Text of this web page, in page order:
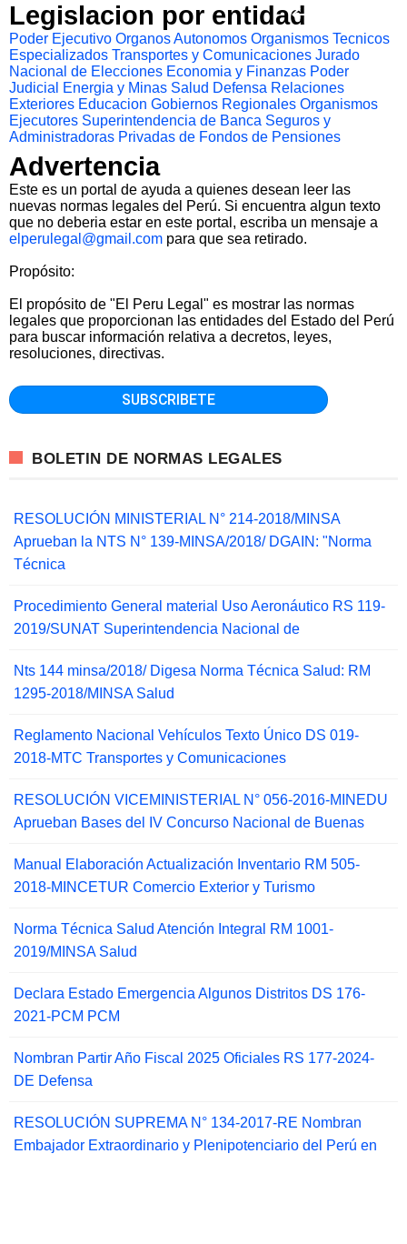
Legislacion por entidad
Poder Ejecutivo Organos Autonomos Organismos Tecnicos
Especializados Transportes y Comunicaciones Jurado
Nacional de Elecciones Economia y Finanzas Poder
Judicial
Energia y Minas Salud Defensa Relaciones
Exteriores Educacion Gobiernos Regionales Organismos
Ejecutores Superintendencia de Banca Seguros y
Administradoras Privadas de Fondos de Pensiones
Advertencia
Este es un portal de ayuda a quienes desean leer las
nuevas normas legales del Perú. Si encuentra algun texto
que no deberia estar en este portal, escriba un mensaje a
elperulegal@gmail.com para que sea retirado.
Propósito:
El propósito de "El Peru Legal" es mostrar las normas
legales que proporcionan las entidades del Estado del Perú
para buscar información relativa a decretos, leyes,
resoluciones, directivas.
BOLETIN DE NORMAS LEGALES
RESOLUCIÓN MINISTERIAL N° 214-2018/MINSA
Aprueban la NTS N° 139-MINSA/2018/ DGAIN: "Norma
Técnica
Procedimiento General material Uso Aeronáutico RS 119-
2019/SUNAT Superintendencia Nacional de
Nts 144 minsa/2018/ Digesa Norma Técnica Salud: RM
1295-2018/MINSA Salud
Reglamento Nacional Vehículos Texto Único DS 019-
2018-MTC Transportes y Comunicaciones
RESOLUCIÓN VICEMINISTERIAL N° 056-2016-MINEDU
Aprueban Bases del IV Concurso Nacional de Buenas
Manual Elaboración Actualización Inventario RM 505-
2018-MINCETUR Comercio Exterior y Turismo
Norma Técnica Salud Atención Integral RM 1001-
2019/MINSA Salud
Declara Estado Emergencia Algunos Distritos DS 176-
2021-PCM PCM
Nombran Partir Año Fiscal 2025 Oficiales RS 177-2024-
DE Defensa
RESOLUCIÓN SUPREMA N° 134-2017-RE Nombran
Embajador Extraordinario y Plenipotenciario del Perú en